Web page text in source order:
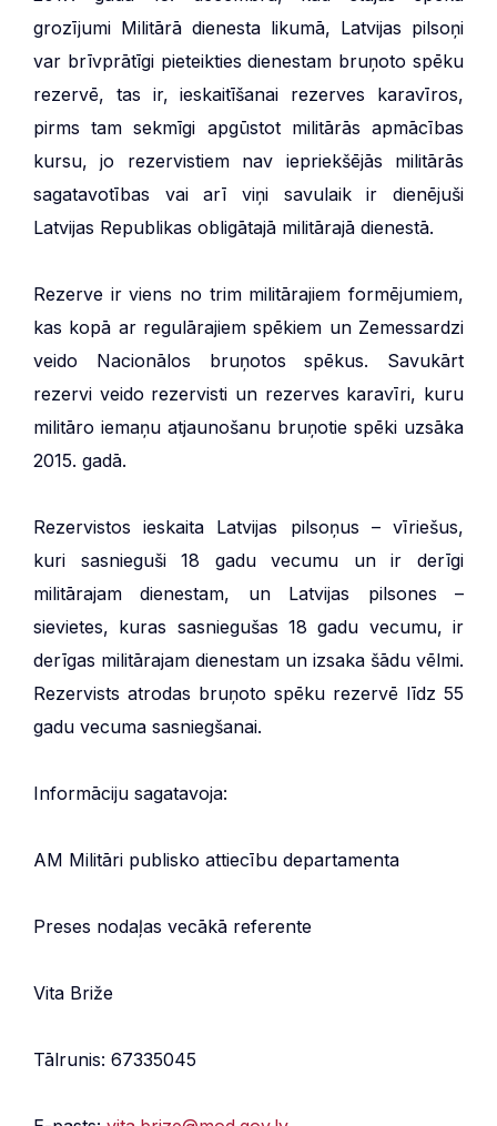
grozījumi Militārā dienesta likumā, Latvijas pilsoņi
var brīvprātīgi pieteikties dienestam bruņoto spēku
rezervē, tas ir, ieskaitīšanai rezerves karavīros,
pirms tam sekmīgi apgūstot militārās apmācības
kursu, jo rezervistiem nav iepriekšējās militārās
sagatavotības vai arī viņi savulaik ir dienējuši
Latvijas Republikas obligātajā militārajā dienestā.
Rezerve ir viens no trim militārajiem formējumiem,
kas kopā ar regulārajiem spēkiem un Zemessardzi
veido Nacionālos bruņotos spēkus. Savukārt
rezervi veido rezervisti un rezerves karavīri, kuru
militāro iemaņu atjaunošanu bruņotie spēki uzsāka
2015. gadā.
Rezervistos ieskaita Latvijas pilsoņus – vīriešus,
kuri sasnieguši 18 gadu vecumu un ir derīgi
militārajam dienestam, un Latvijas pilsones –
sievietes, kuras sasniegušas 18 gadu vecumu, ir
derīgas militārajam dienestam un izsaka šādu vēlmi.
Rezervists atrodas bruņoto spēku rezervē līdz 55
gadu vecuma sasniegšanai.
Informāciju sagatavoja:
AM Militāri publisko attiecību departamenta
Preses nodaļas vecākā referente
Vita Briže
Tālrunis: 67335045